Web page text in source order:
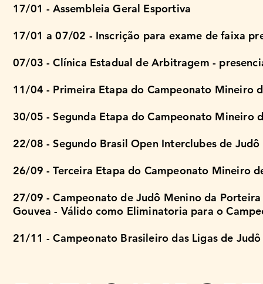
17/01 - Assembleia Geral Esportiva
17/01 a 07/02 - Inscrição para exame de faixa
07/03 - Clínica Estadual de Arbitragem -
​11/04 - Primeira Etapa do Campeonato Mineiro
30/05 - Segunda Etapa do Campeonato Mineiro
22/08 - Segundo Brasil Open Interclubes de
26/09 - Terceira Etapa do Campeonato Mineiro
27/09 - Campeonato de Judô Menino da
Gouvea - Válido como Eliminatoria para o
21/11 - Campeonato Brasileiro das Ligas de